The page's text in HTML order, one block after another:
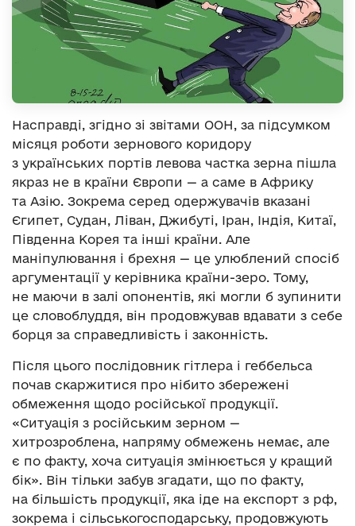
Насправді, згідно зі звітами ООН, за підсумком
місяця роботи зернового коридору
з українських портів левова частка зерна пішла
якраз не в країни Європи — а саме в Африку
та Азію. Зокрема серед одержувачів вказані
Єгипет, Судан, Ліван, Джибуті, Іран, Індія, Китаї,
Південна Корея та інші країни. Але
маніпулювання і брехня — це улюблений спосіб
аргументації у керівника країни-зеро. Тому,
не маючи в залі опонентів, які могли б зупинити
це словоблуддя, він продовжував вдавати з себе
борця за справедливість і законність.
Після цього послідовник гітлера і геббельса
почав скаржитися про нібито збережені
обмеження щодо російської продукції.
«Ситуація з російським зерном —
хитрозроблена, напряму обмежень немає, але
є по факту, хоча ситуація змінюється у кращий
бік». Він тільки забув згадати, що по факту,
на більшість продукції, яка іде на експорт з рф,
зокрема і сільськогосподарську, продовжують